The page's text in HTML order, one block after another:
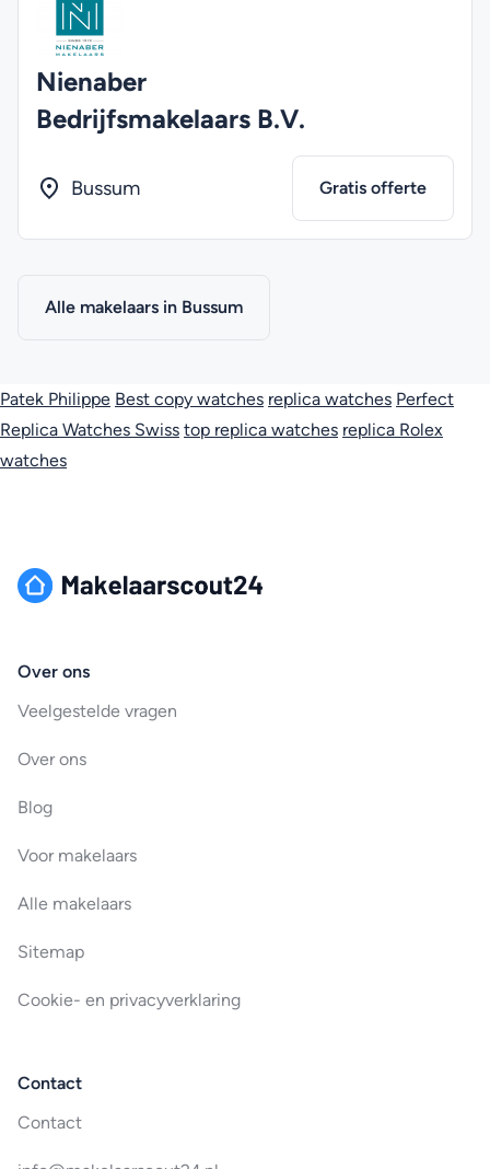
Nienaber
Bedrijfsmakelaars B.V.
Bussum Gratis offerte
Alle makelaars in Bussum
Patek Philippe Best copy watches replica watches Perfect
Replica Watches Swiss top replica watches replica Rolex
watches
Over ons
Veelgestelde vragen
Over ons
Blog
Voor makelaars
Alle makelaars
Sitemap
Cookie- en privacyverklaring
Contact
Contact